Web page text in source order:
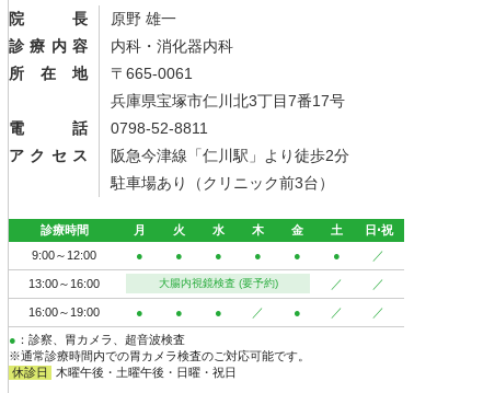
院長
原野 雄一
診療内容
内科・消化器内科
所在地
〒665-0061
兵庫県宝塚市仁川北3丁目7番17号
電話
0798-52-8811
アクセス
阪急今津線「仁川駅」より徒歩2分
駐車場あり（クリニック前3台）